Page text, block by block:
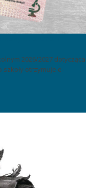
2026/2027 dotycząca
szkoły otrzymuje e-